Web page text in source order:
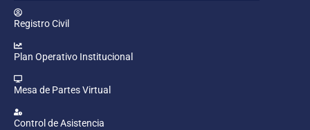
Registro Civil
Plan Operativo Institucional
Mesa de Partes Virtual
Control de Asistencia